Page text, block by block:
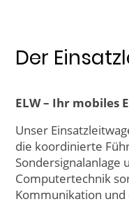
Der
ELW – Ihr mobiles
Unser
die koordinierte
Sondersignalanlage
Computertechnik
Kommunikation